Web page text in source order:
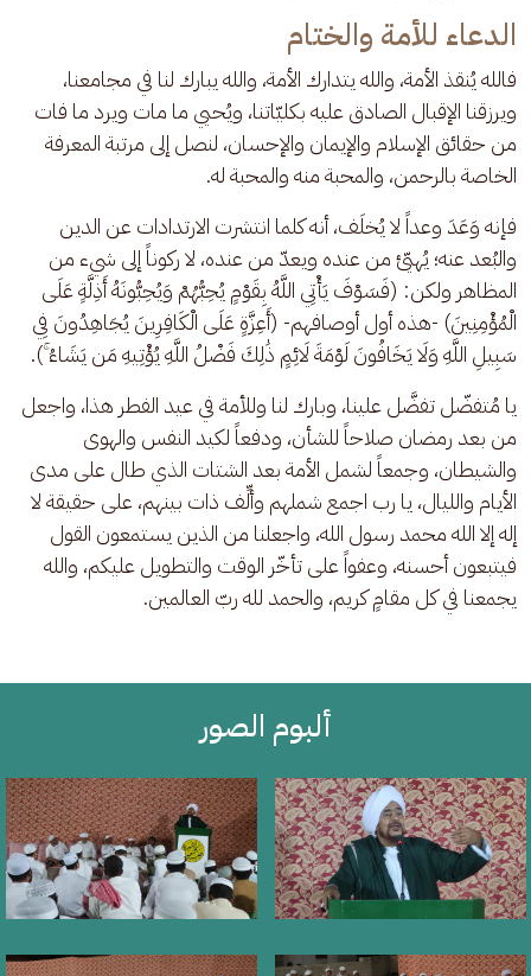
الدعاء للأمة والختام
فالله يُنقذ الأمة، والله يتدارك الأمة، والله يبارك لنا في مجامعنا،
ويرزقنا الإقبال الصادق عليه بكليّاتنا، ويُحيي ما مات ويرد ما فات
من حقائق الإسلام والإيمان والإحسان، لنصل إلى مرتبة المعرفة
الخاصة بالرحمن، والمحبة منه والمحبة له.
فإنه وَعَدَ وعداً لا يُخلَف، أنه كلما انتشرت الارتدادات عن الدين
والبُعد عنه؛ يُهيّئ من عنده ويعدّ من عنده، لا ركوناً إلى شيء من
المظاهر ولكن: (فَسَوْفَ يَأْتِي اللَّهُ بِقَوْمٍ يُحِبُّهُمْ وَيُحِبُّونَهُ أَذِلَّةٍ عَلَى
الْمُؤْمِنِينَ) -هذه أول أوصافهم- (أَعِزَّةٍ عَلَى الْكَافِرِينَ يُجَاهِدُونَ فِي
سَبِيلِ اللَّهِ وَلَا يَخَافُونَ لَوْمَةَ لَائِمٍ ذَٰلِكَ فَضْلُ اللَّهِ يُؤْتِيهِ مَن يَشَاءُ ۚ).
يا مُتفضّل تفضَّل علينا، وبارك لنا وللأمة في عيد الفطر هذا، واجعل
من بعد رمضان صلاحاً للشأن، ودفعاً لكيد النفس والهوى
والشيطان، وجمعاً لشمل الأمة بعد الشتات الذي طال على مدى
الأيام والليال، يا رب اجمع شملهم وألِّف ذات بينهم، على حقيقة لا
إله إلا الله محمد رسول الله، واجعلنا من الذين يستمعون القول
فيتبعون أحسنه، وعفواً على تأخّر الوقت والتطويل عليكم، والله
يجمعنا في كل مقامٍ كريم، والحمد لله ربّ العالمين.
ألبوم الصور